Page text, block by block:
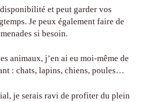
et peut garder vos
Je peux également faire de
si besoin.
animaux, j’en ai eu moi-même de
: chats, lapins, chiens, poules…
je serais ravi de profiter du plein